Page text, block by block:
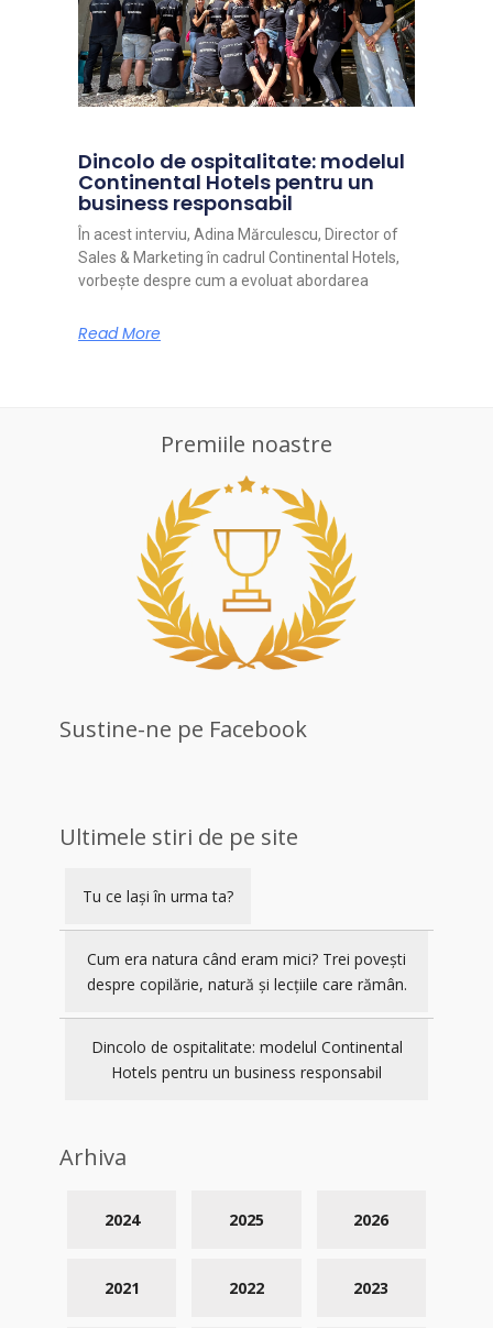
Dincolo de ospitalitate: modelul
Continental Hotels pentru un
business responsabil
În acest interviu, Adina Mărculescu, Director of
Sales & Marketing în cadrul Continental Hotels,
vorbește despre cum a evoluat abordarea
Read More
Premiile noastre
Sustine-ne pe Facebook
Ultimele stiri de pe site
Tu ce lași în urma ta?
Cum era natura când eram mici? Trei povești
despre copilărie, natură și lecțiile care rămân.
Dincolo de ospitalitate: modelul Continental
Hotels pentru un business responsabil
Arhiva
2026
2025
2024
2023
2022
2021